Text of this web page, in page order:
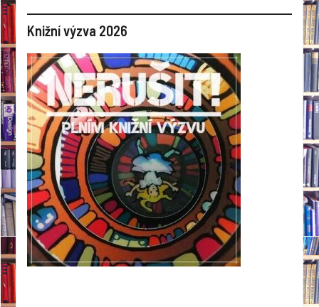
Knižní výzva 2026